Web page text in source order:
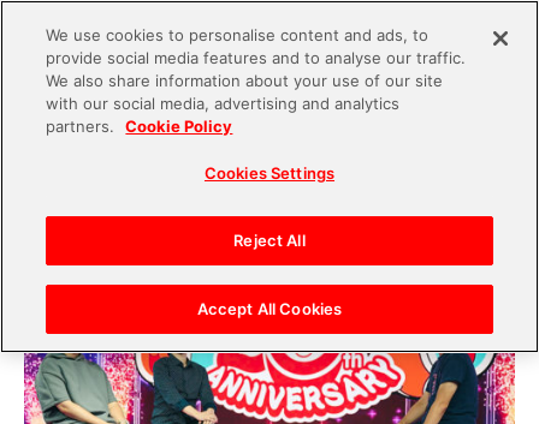
2021.12.01
振り返る制作の舞台裏【後編】
We use cookies to personalise content and ads, to
provide social media features and to analyse our traffic.
We also share information about your use of our site
with our social media, advertising and analytics
partners.
Cookie Policy
Cookies Settings
Reject All
Accept All Cookies